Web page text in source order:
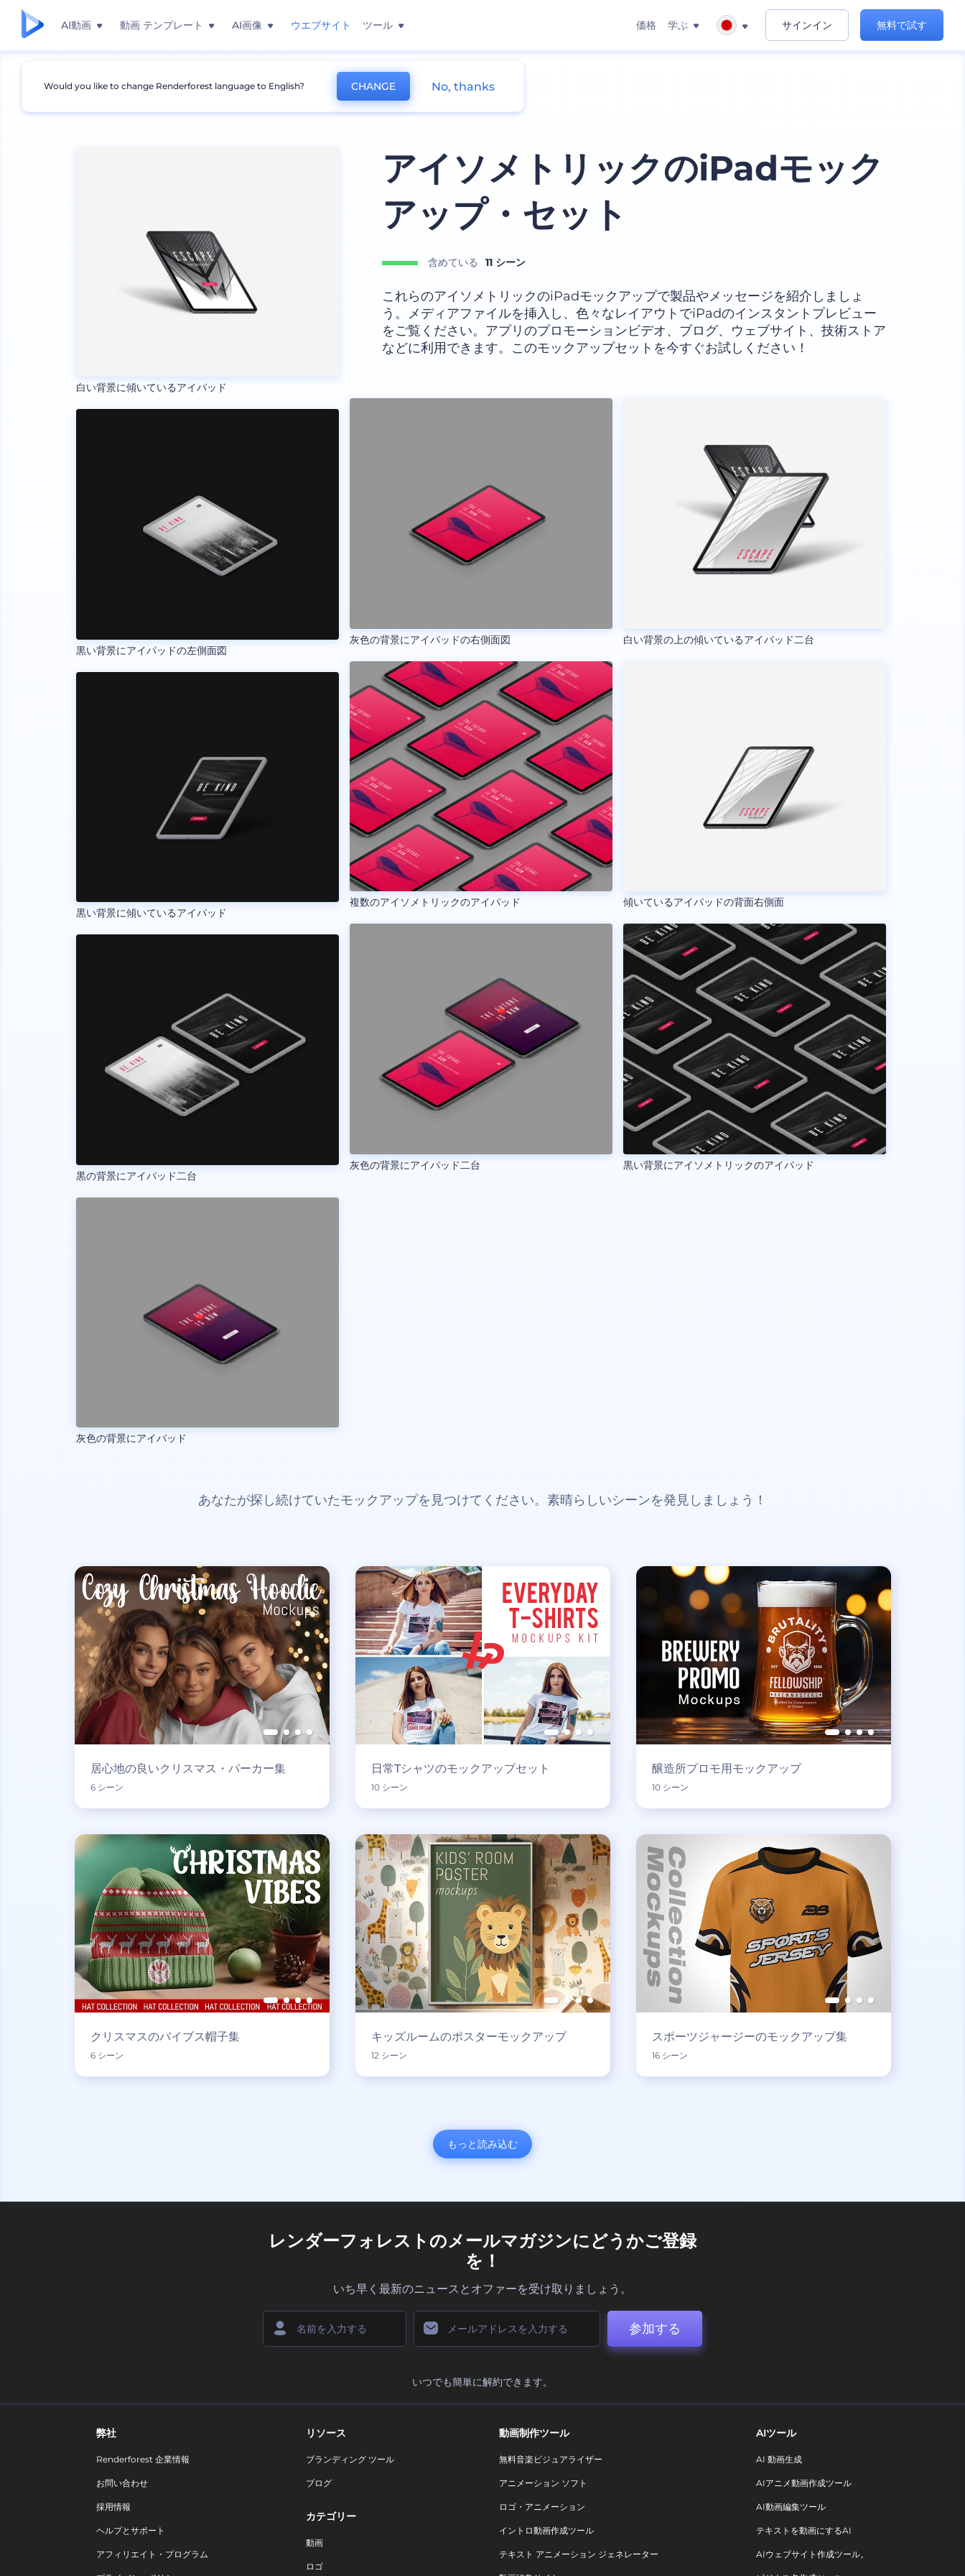
AI動画 動画 テンプレート AI画像 ウエブサイト ツール 価格 学ぶ サインイン 無料で試す
モックアップ デバイス タブレットのモックアップ
白い背景に傾いているアイパッド
黒い背景にアイパッドの左側面図
黒い背景に傾いているアイパッド
黒の背景にアイパッド二台
灰色の背景にアイパッド
アイソメトリックのiPadモック
アップ・セット
含めている 11 シーン
これらのアイソメトリックのiPadモックアップで製品やメッセージを紹介しましょ
う。メディアファイルを挿入し、色々なレイアウトでiPadのインスタントプレビュー
をご覧ください。アプリのプロモーションビデオ、ブログ、ウェブサイト、技術ストア
などに利用できます。このモックアップセットを今すぐお試しください！
灰色の背景にアイパッドの右側面図
複数のアイソメトリックのアイパッド
灰色の背景にアイパッド二台
白い背景の上の傾いているアイパッド二台
傾いているアイパッドの背面右側面
黒い背景にアイソメトリックのアイパッド
あなたが探し続けていたモックアップを見つけてください。素晴らしいシーンを発見しましょう！
居心地の良いクリスマス・パーカー集
6 シーン
日常Tシャツのモックアップセット
10 シーン
醸造所プロモ用モックアップ
10 シーン
クリスマスのバイブス帽子集
6 シーン
キッズルームのポスターモックアップ
12 シーン
スポーツジャージーのモックアップ集
16 シーン
もっと読み込む
レンダーフォレストのメールマガジンにどうかご登録
を！
いち早く最新のニュースとオファーを受け取りましょう。
参加する
いつでも簡単に解約できます。
弊社
Renderforest 企業情報
お問い合わせ
採用情報
ヘルプとサポート
アフィリエイト・プログラム
リソース
ブランディング ツール
ブログ
カテゴリー
動画
ロゴ
動画制作ツール
無料音楽ビジュアライザー
アニメーション ソフト
ロゴ・アニメーション
イントロ動画作成ツール
テキスト アニメーション ジェネレーター
AIツール
AI 動画生成
AIアニメ動画作成ツール
AI動画編集ツール
テキストを動画にするAI
AIウェブサイト作成ツール。
Would you like to change Renderforest language to English? CHANGE No, thanks